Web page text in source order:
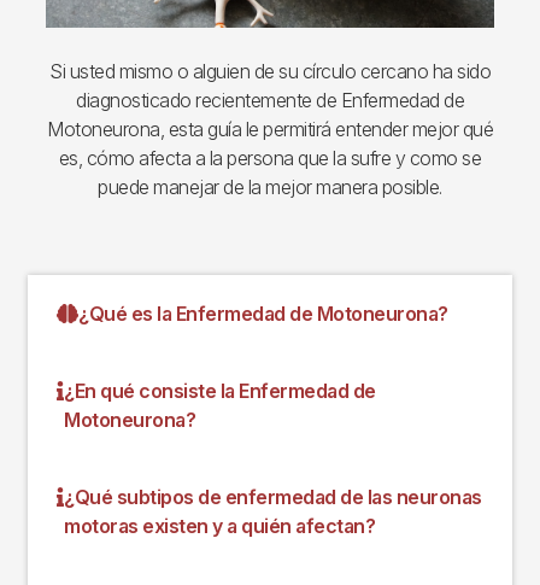
Si usted mismo o alguien de su círculo cercano ha sido
diagnosticado recientemente de Enfermedad de
Motoneurona, esta guía le permitirá entender mejor qué
es, cómo afecta a la persona que la sufre y como se
puede manejar de la mejor manera posible.
¿Qué es la Enfermedad de Motoneurona?
¿En qué consiste la Enfermedad de
Motoneurona?
¿Qué subtipos de enfermedad de las neuronas
motoras existen y a quién afectan?